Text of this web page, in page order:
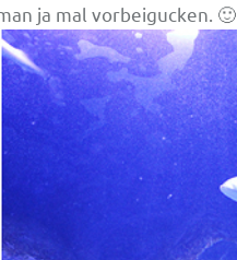
ja mal vorbeigucken. 🙂